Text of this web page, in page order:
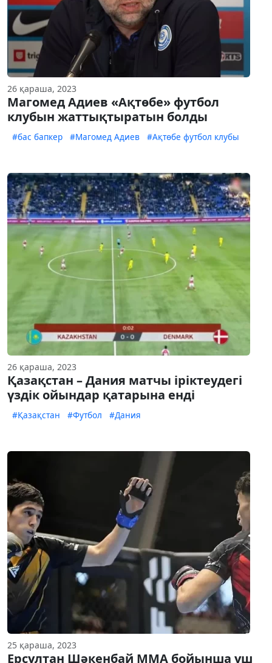
26 қараша, 2023
Магомед Адиев «Ақтөбе» футбол
клубын жаттықтыратын болды
#бас бапкер #Магомед Адиев #Ақтөбе футбол клубы
26 қараша, 2023
Қазақстан – Дания матчы іріктеудегі
үздік ойындар қатарына енді
#Қазақстан #Футбол #Дания
25 қараша, 2023
Ерсұлтан Шәкенбай ММА бойынша үш